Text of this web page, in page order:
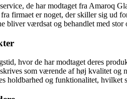
de har modtaget fra Amaroq
firmaet er noget, der skiller sig ud
bliver værdsat og behandlet med stor
hvor de har modtaget deres
som værende af høj kvalitet og
holdbarhed og funktionalitet, hvilket